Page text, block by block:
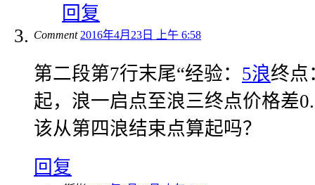
回复
Comment 2016年4月23日 上午 6:58
第二段第7行末尾“经验： 5浪终点
起，浪一启点至浪三终点价格差
该从第四浪结束点算起吗？
回复